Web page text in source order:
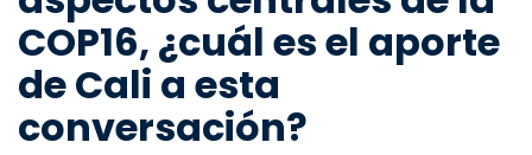
COP16, ¿cuál es el aporte
de Cali a esta
conversación?